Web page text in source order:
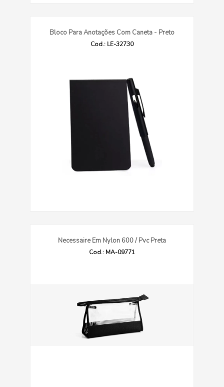
Bloco Para Anotações Com Caneta - Preto
Cod.: LE-32730
Necessaire Em Nylon 600 / Pvc Preta
Cod.: MA-09771